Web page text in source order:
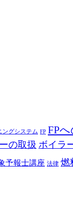
ングシステム FP FP
の取扱 ボイラ
予報士講座 法律 燃